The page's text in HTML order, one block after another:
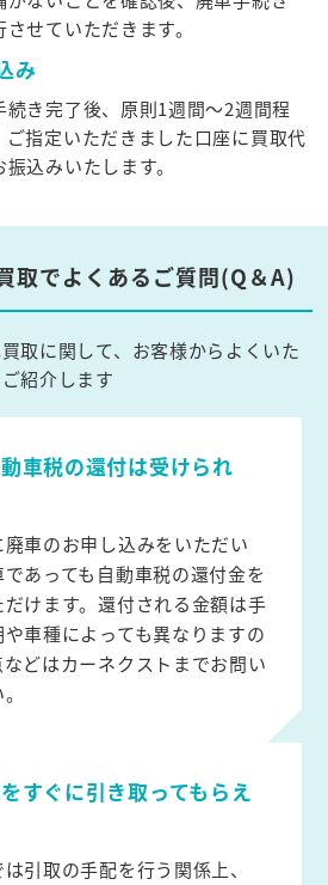
せていただきます。
み
続き完了後、原則1週間～2週間程
ご指定いただきました口座に買取代
振込みいたします。
取でよくあるご質問(Q＆A)
取に関して、お客様からよくいた
紹介します
車税の還付は受けられ
車のお申し込みをいただい
あっても自動車税の還付金を
けます。還付される金額は手
車種によっても異なりますの
どはカーネクストまでお問い
すぐに引き取ってもらえ
引取の手配を行う関係上、